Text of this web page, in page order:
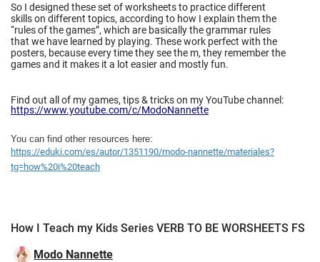
So I designed these set of worksheets to practice different
skills on different topics, according to how I explain them the
“rules of the games”, which are basically the grammar rules
that we have learned by playing. These work perfect with the
posters, because every time they see the m, they remember the
games and it makes it a lot easier and mostly fun.
Find out all of my games, tips & tricks on my YouTube channel:
https://www.youtube.com/c/ModoNannette
You can find other resources here:
https://eduki.com/es/autor/1351190/modo-nannette/materiales?
tg=how%20i%20teach
How I Teach my Kids Series VERB TO BE WORSHEETS FS
Modo Nannette